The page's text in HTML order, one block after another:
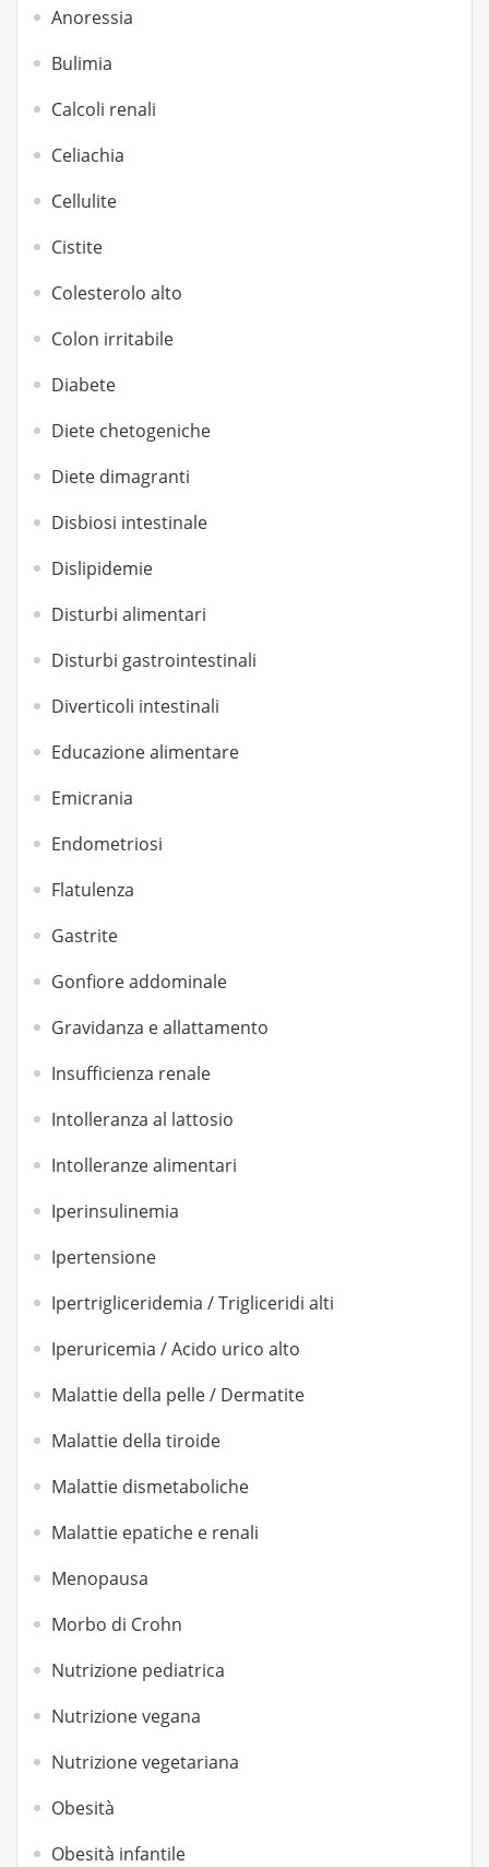
Anoressia
Bulimia
Calcoli renali
Celiachia
Cellulite
Cistite
Colesterolo alto
Colon irritabile
Diabete
Diete chetogeniche
Diete dimagranti
Disbiosi intestinale
Dislipidemie
Disturbi alimentari
Disturbi gastrointestinali
Diverticoli intestinali
Educazione alimentare
Emicrania
Endometriosi
Flatulenza
Gastrite
Gonfiore addominale
Gravidanza e allattamento
Insufficienza renale
Intolleranza al lattosio
Intolleranze alimentari
Iperinsulinemia
Ipertensione
Ipertrigliceridemia / Trigliceridi alti
Iperuricemia / Acido urico alto
Malattie della pelle / Dermatite
Malattie della tiroide
Malattie dismetaboliche
Malattie epatiche e renali
Menopausa
Morbo di Crohn
Nutrizione pediatrica
Nutrizione vegana
Nutrizione vegetariana
Obesità
Obesità infantile